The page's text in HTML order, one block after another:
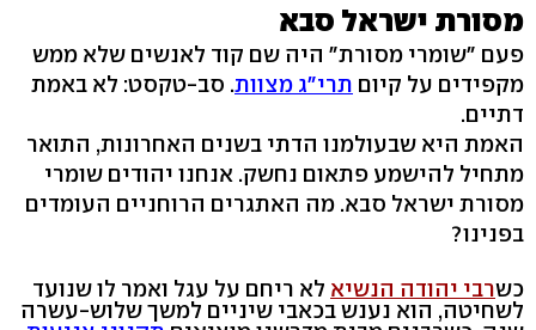
מסורת ישראל סבא
פעם "שומרי מסורת" היה שם קוד לאנשים שלא ממש
מקפידים על קיום תרי"ג מצוות. סב-טקסט: לא באמת
דתיים.
האמת היא שבעולמנו הדתי בשנים האחרונות, התואר
מתחיל להישמע פתאום נחשק. אנחנו יהודים שומרי
מסורת ישראל סבא. מה האתגרים הרוחניים העומדים
בפנינו?
כשרבי יהודה הנשיא לא ריחם על עגל ואמר לו שנועד
לשחיטה, הוא נענש בכאבי שיניים למשך שלוש-עשרה